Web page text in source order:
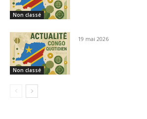
Non classé
Non classé
19 mai 2026